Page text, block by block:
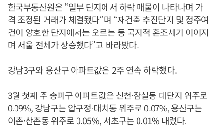
한국부동산원은 “일부 단지에서 하락 매물이 나타나며 가
격 조정된 거래가 체결됐다”며 “재건축 추진단지 및 정주여
건이 양호한 단지에서는 오르는 등 국지적 혼조세가 이어지
며 서울 전체가 상승했다”고 바라봤다.
강남3구와 용산구 아파트값은 2주 연속 하락했다.
3월 첫째 주 송파구 아파트값은 신천·잠실동 대단지 위주로
0.09%, 강남구는 압구정·대치동 위주로 0.07%, 용산구는
이촌·산촌동 위주로 0.05%, 서초구는 0.01% 내렸다.